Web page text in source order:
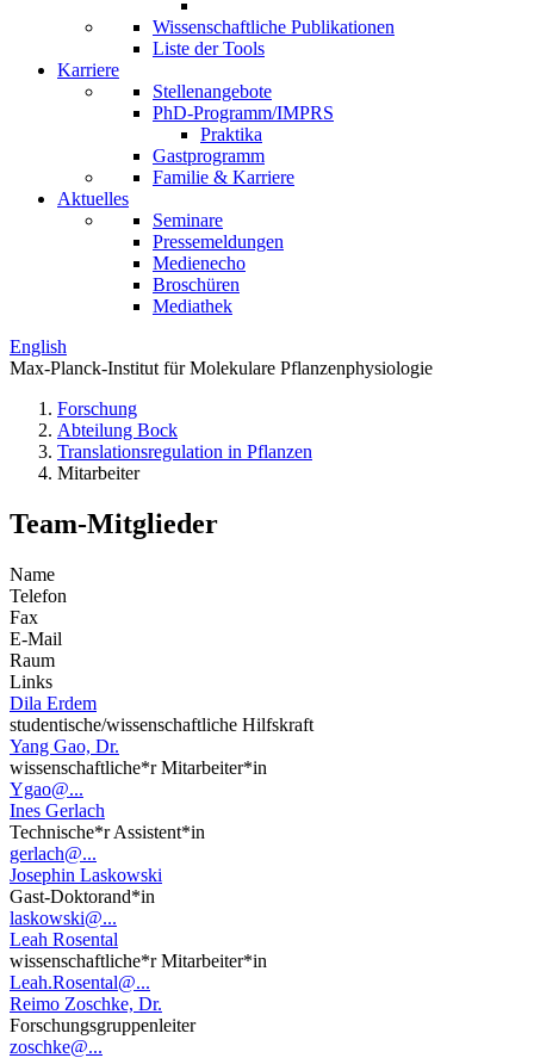
Wissenschaftliche Publikationen
Liste der Tools
Karriere
Stellenangebote
PhD-Programm/IMPRS
Praktika
Gastprogramm
Familie & Karriere
Aktuelles
Seminare
Pressemeldungen
Medienecho
Broschüren
Mediathek
English
Max-Planck-Institut für Molekulare Pflanzenphysiologie
Forschung
Abteilung Bock
Translations­regulation in Pflanzen
Mitarbeiter
Team-Mitglieder
Name
Telefon
Fax
E-Mail
Raum
Links
Dila Erdem
studentische/wissenschaftliche Hilfskraft
Yang Gao, Dr.
wissenschaftliche*r Mitarbeiter*in
Ygao@...
Ines Gerlach
Technische*r Assistent*in
gerlach@...
Josephin Laskowski
Gast-Doktorand*in
laskowski@...
Leah Rosental
wissenschaftliche*r Mitarbeiter*in
Leah.Rosental@...
Reimo Zoschke, Dr.
Forschungsgruppenleiter
zoschke@...